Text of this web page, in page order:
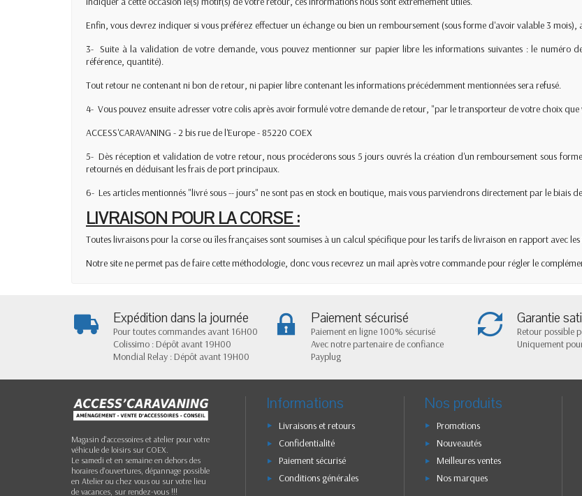
Enfin, vous devrez indiquer si vous préférez effectuer un échange ou bien un remboursement (sous forme d'avoir valable 3
3- ­ Suite à la validation de votre demande, vous pouvez mentionner sur papier libre les informations suivantes : le numéro
référence, quantité).
Tout retour ne contenant ni bon de retour, ni papier libre contenant les informations précédemment mentionnées sera refusé.
4- ­ Vous pouvez ensuite adresser votre colis après avoir formulé votre demande de retour, "par le transporteur de votre choix que
ACCESS'CARAVANING - 2 bis rue de l'Europe - 85220 COEX
5- ­ Dès réception et validation de votre retour, nous procéderons sous 5 jours ouvrés la création d'un remboursement sous
retournés en déduisant les frais de port principaux.
6- ­ Les articles mentionnés "livré sous -- jours" ne sont pas en stock en boutique, mais vous parviendrons directement par le biais
LIVRAISON POUR LA CORSE :
Toutes livraisons pour la corse ou îles françaises sont soumises à un calcul spécifique pour les tarifs de livraison en rapport avec
Notre site ne permet pas de faire cette méthodologie, donc vous recevrez un mail après votre commande pour régler le
Expédition dans la journée
Pour toutes commandes avant 16H00
Colissimo : Dépôt avant 19H00
Mondial Relay : Dépôt avant 19H00
Paiement sécurisé
Paiement en ligne 100% sécurisé
Avec notre partenaire de confiance
Payplug
Garantie
Retour possible
Uniquement
Magasin d'accessoires et atelier pour votre
véhicule de loisirs sur COEX.
Le samedi et en semaine en dehors des
horaires d'ouvertures, dépannage possible
en Atelier ou chez vous ou sur votre lieu
de vacances, sur rendez-vous !!!
Informations
Livraisons et retours
Confidentialité
Paiement sécurisé
Conditions générales
Nos produits
Promotions
Nouveautés
Meilleures ventes
Nos marques